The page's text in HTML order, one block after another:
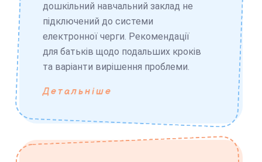
дошкільний навчальний заклад не
підключений до системи
електронної черги. Рекомендації
для батьків щодо подальших кроків
та варіанти вирішення проблеми.
Детальніше